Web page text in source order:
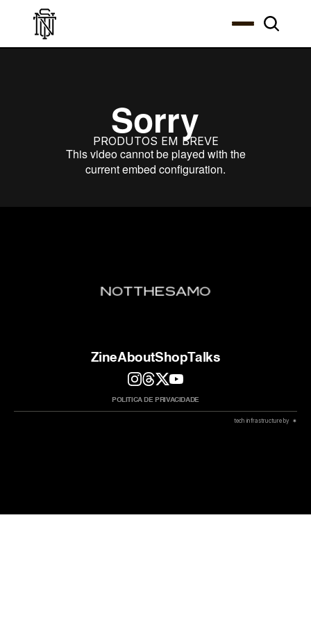
PRODUTOS EM BREVE
ZineAboutShopTalks
tech infrastructure by  ✷
POLITICA DE PRIVACIDADE